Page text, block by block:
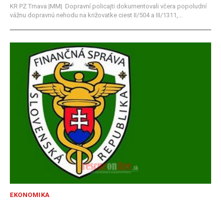
KR PZ Trnava |MM| Dopravní policajti dokumentovali včera popoludní
vážnu dopravnú nehodu na križovatke ciest II/504 a III/1311,...
EKONOMIKA